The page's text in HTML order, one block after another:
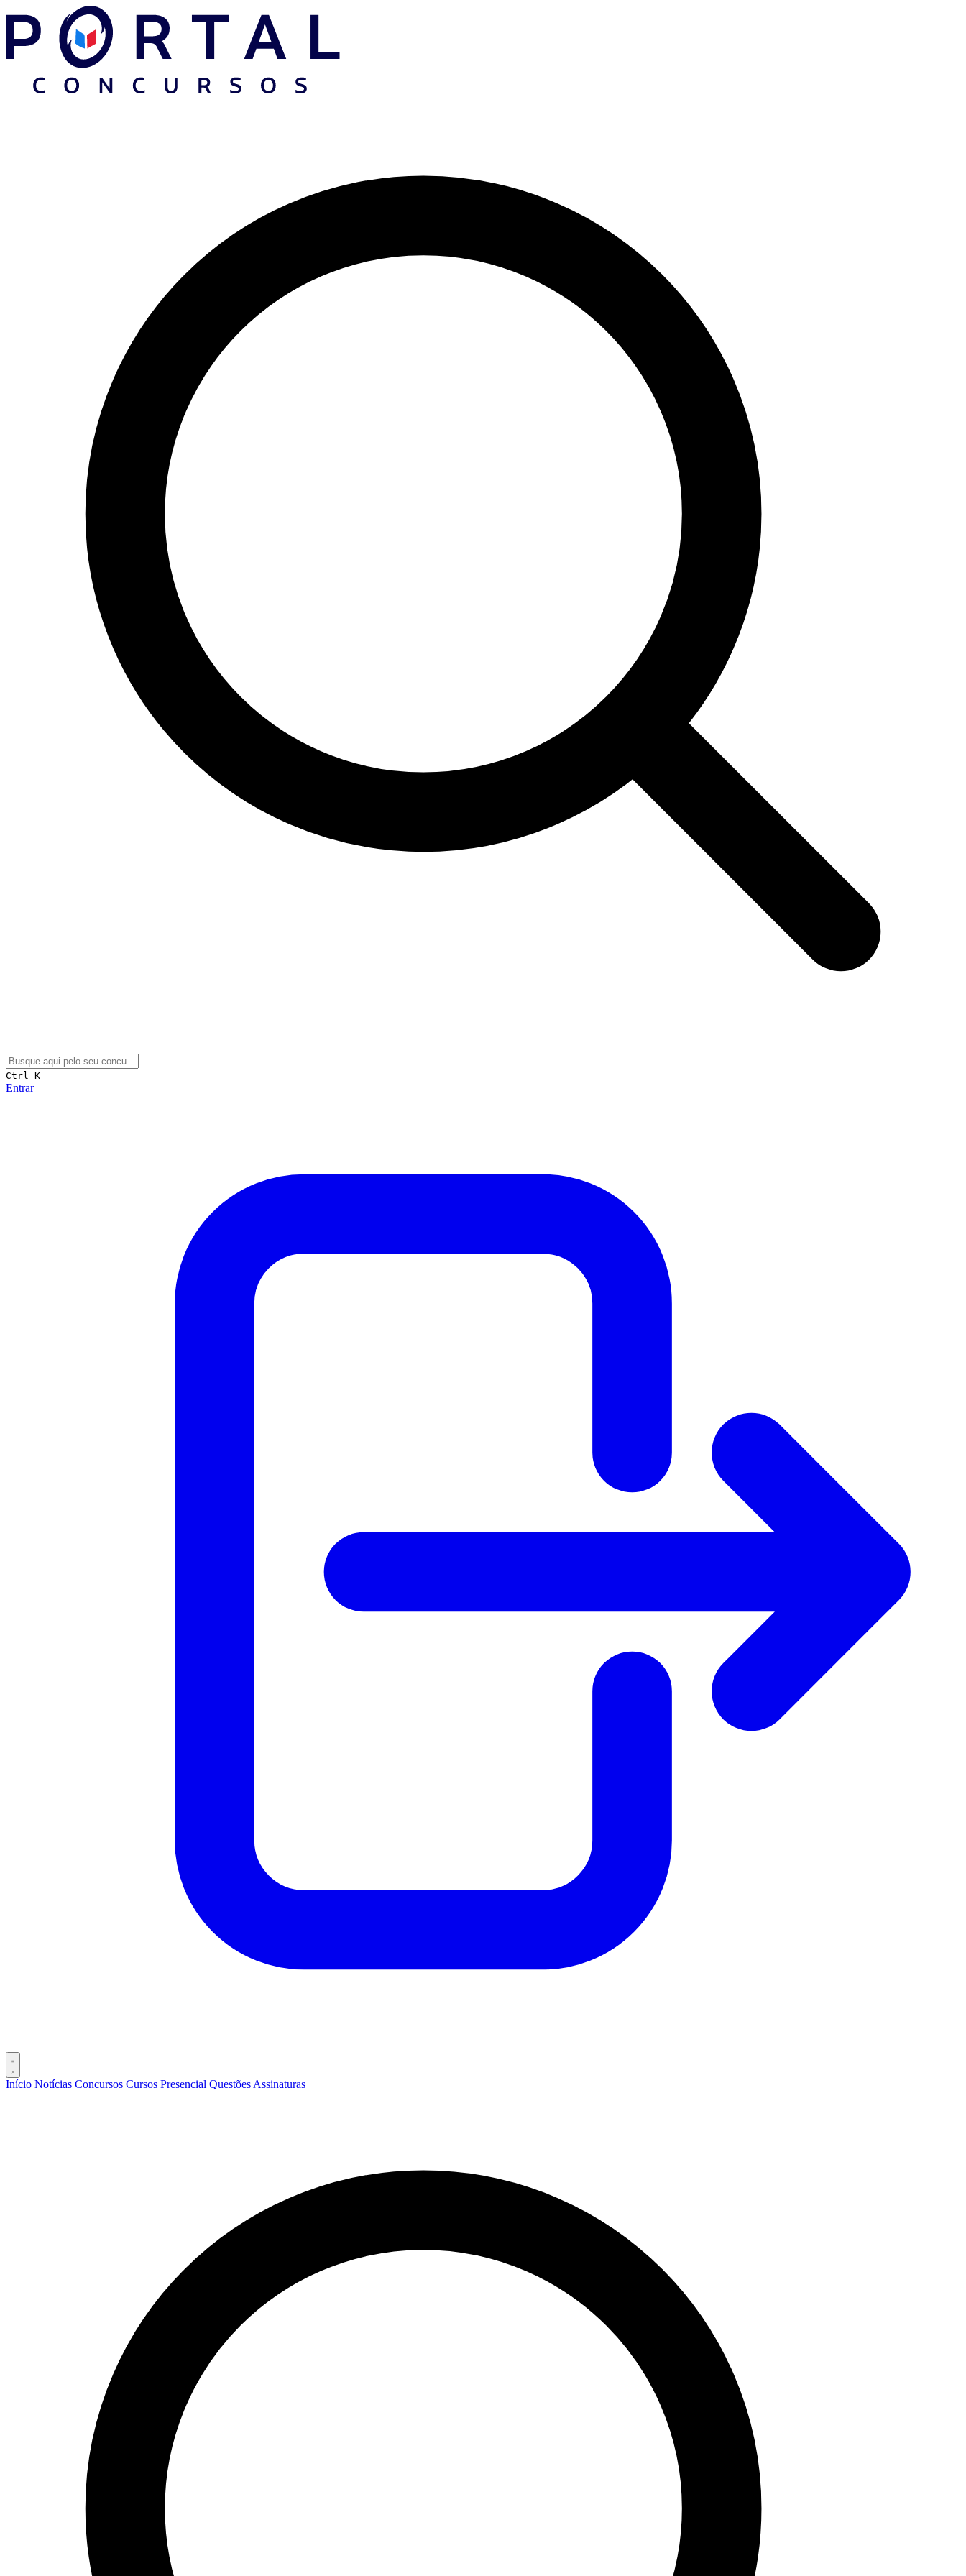
Ctrl K
Entrar
Início Notícias Concursos Cursos Presencial Questões Assinaturas